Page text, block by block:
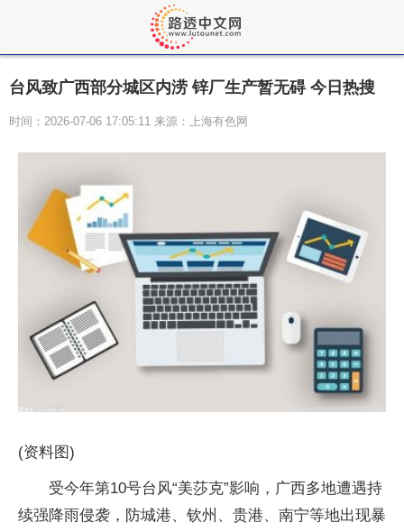
台风致广西部分城区内涝 锌厂生产暂无碍 今日热搜
时间：2026-07-06 17:05:11 来源：上海有色网
(资料图)
受今年第10号台风“美莎克”影响，广西多地遭遇持
续强降雨侵袭，防城港、钦州、贵港、南宁等地出现暴